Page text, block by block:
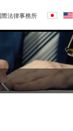
法律事務所